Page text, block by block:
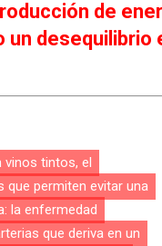
de
vinos tintos, el
que permiten evitar una
la enfermedad
que deriva en un